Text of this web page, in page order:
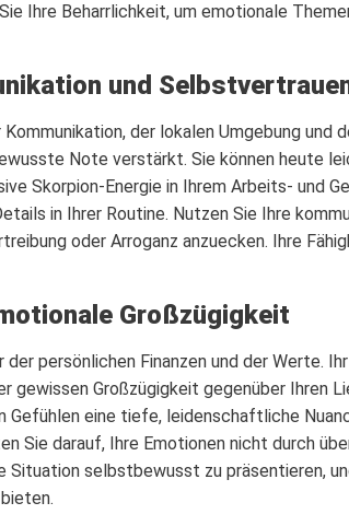
Ihre Beharrlichkeit, um emotionale
und
der lokalen Umgebung und
Note verstärkt. Sie können heute
Skorpion-Energie in Ihrem Arbeits- und
in Ihrer Routine. Nutzen Sie Ihre
oder Arroganz anzuecken. Ihre
Großzügigkeit
persönlichen Finanzen und der Werte.
gewissen Großzügigkeit gegenüber Ihren
eine tiefe, leidenschaftliche
Sie darauf, Ihre Emotionen nicht durch
Situation selbstbewusst zu präsentieren,